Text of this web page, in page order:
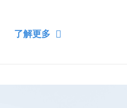
了解更多